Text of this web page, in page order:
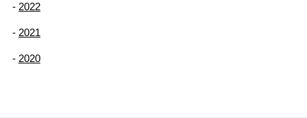
2022
2021
2020